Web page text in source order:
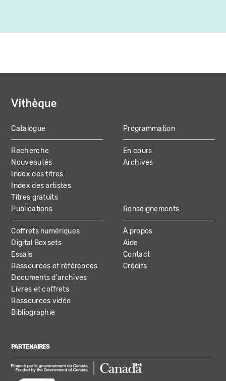
MAIN
NAVIGATION
Catalogue
Recherche
Nouveautés
Index des titres
Index des artistes
Titres gratuits
Programmation
En cours
Archives
Publications
Coffrets numériques
Digital Boxsets
Essais
Ressources et références
Documents d'archives
Livres et coffrets
Ressources vidéo
Bibliographie
Renseignements
À propos
Aide
Contact
Crédits
PARTENAIRES